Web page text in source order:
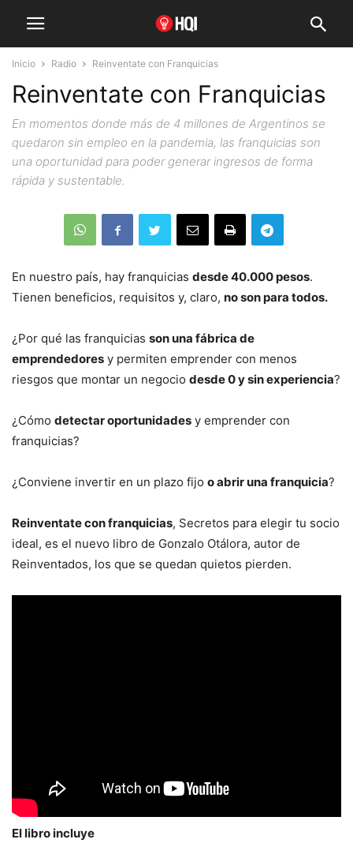
Inicio Radio Reinventate con Franquicias
Reinventate con Franquicias
En momentos donde más de 4 millones de Argentinos se
quedaron sin empleo en la pandemia, las franquicias son
una oportunidad para poder generar ingresos de forma
rápida y sustentable.
En nuestro país, hay franquicias desde 40.000 pesos.
Tienen beneficios, requisitos y, claro, no son para todos.
¿Por qué las franquicias son una fábrica de
emprendedores y permiten emprender con menos
riesgos que montar un negocio desde 0 y sin experiencia?
¿Cómo detectar oportunidades y emprender con
franquicias?
¿Conviene invertir en un plazo fijo o abrir una franquicia?
Reinventate con franquicias, Secretos para elegir tu socio
ideal, es el nuevo libro de Gonzalo Otálora, autor de
Reinventados, los que se quedan quietos pierden.
El libro incluye